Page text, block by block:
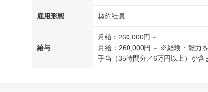
雇用形態 契約社員
給与
月給：260,000円～
月給：260,000円～ ※経験・能力
手当（35時間分／6万円以上）が含